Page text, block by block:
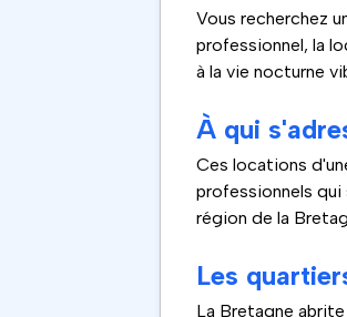
Vous recherchez
professionnel, la
à la vie nocturne
À qui
Ces locations
professionnels qui
région de la
Les
La Bretagne abrite